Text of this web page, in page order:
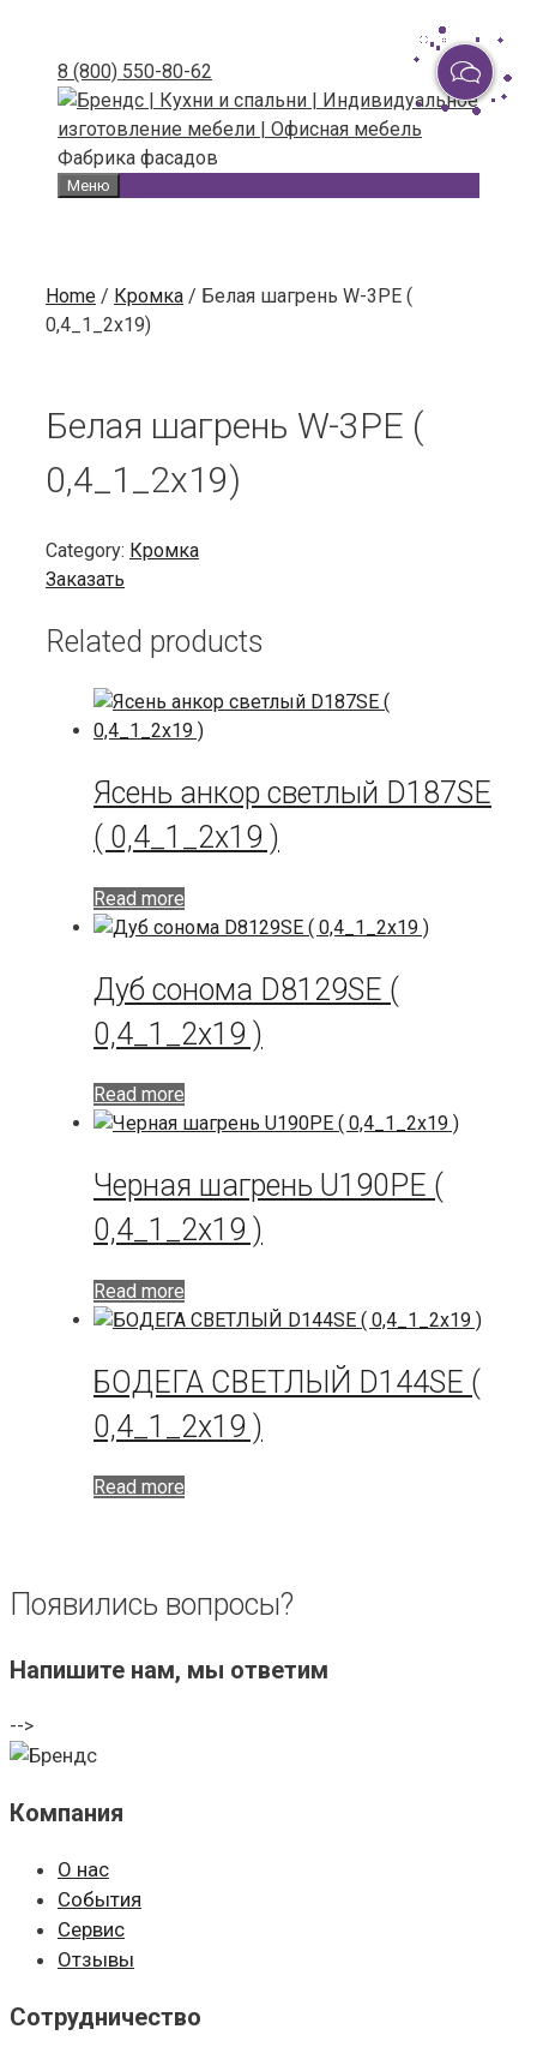
content8 (800) 550-80-62
Фабрика фасадов
Меню
Home / Кромка / Белая шагрень W-3PE (
0,4_1_2х19)
Белая шагрень W-3PE (
0,4_1_2х19)
Category: Кромка
Заказать
Related products
Ясень анкор светлый D187SE
( 0,4_1_2х19 )
Read more
Дуб сонома D8129SE (
0,4_1_2х19 )
Read more
Черная шагрень U190PE (
0,4_1_2х19 )
Read more
БОДЕГА СВЕТЛЫЙ D144SE (
0,4_1_2х19 )
Read more
Появились вопросы?
Напишите нам, мы ответим
-->
Компания
О нас
События
Сервис
Отзывы
Сотрудничество